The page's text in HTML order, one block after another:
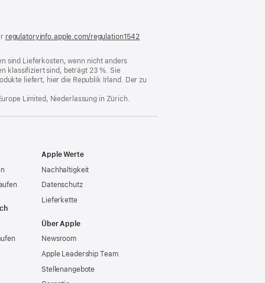
regulatoryinfo.apple.com/regulation1542
sind Lieferkosten, wenn nicht anders
klassifiziert sind, beträgt 23 %. Sie
liefert, hier die Republik Irland. Der zu
Limited, Niederlassung in Zürich.
Apple Werte
Nachhaltigkeit
Datenschutz
Lieferkette
Über Apple
Newsroom
Apple Leadership Team
Stellenangebote